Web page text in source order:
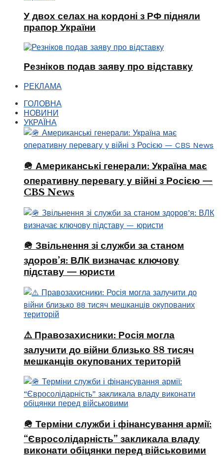
У двох селах на кордоні з РФ підняли
прапор України
Резніков подав заяву про відставку
РЕКЛАМА
ГОЛОВНА
НОВИНИ
УКРАЇНА
🪖 Американські генерали: Україна має
оперативну перевагу у війні з Росією —
CBS News
🪖 Звільнення зі служби за станом
здоров’я: ВЛК визначає ключову
підставу — юристи
⚠️ Правозахисники: Росія могла
залучити до війни близько 88 тисяч
мешканців окупованих територій
🪖 Терміни служби і фінансування армії:
“Євросолідарність” закликала владу
виконати обіцянки перед військовими